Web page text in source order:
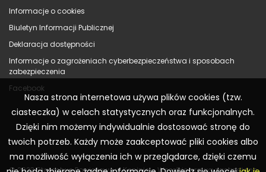
Informacje o cookies
Biuletyn Informacji Publicznej
Deklaracja dostępności
Informacje o zagrożeniach cyberbezpieczeństwa i sposobach
zabezpieczenia
Facebook
© 2023 Starostwo Powiatowe w Koninie – Wszelkie prawa zastrzeżone
Nasza strona internetowa używa plików cookies (tzw.
ciasteczka) w celach statystycznych oraz funkcjonalnych.
Dzięki nim możemy indywidualnie dostosować stronę do
twoich potrzeb. Każdy może zaakceptować pliki cookies albo
ma możliwość wyłączenia ich w przeglądarce, dzięki czemu